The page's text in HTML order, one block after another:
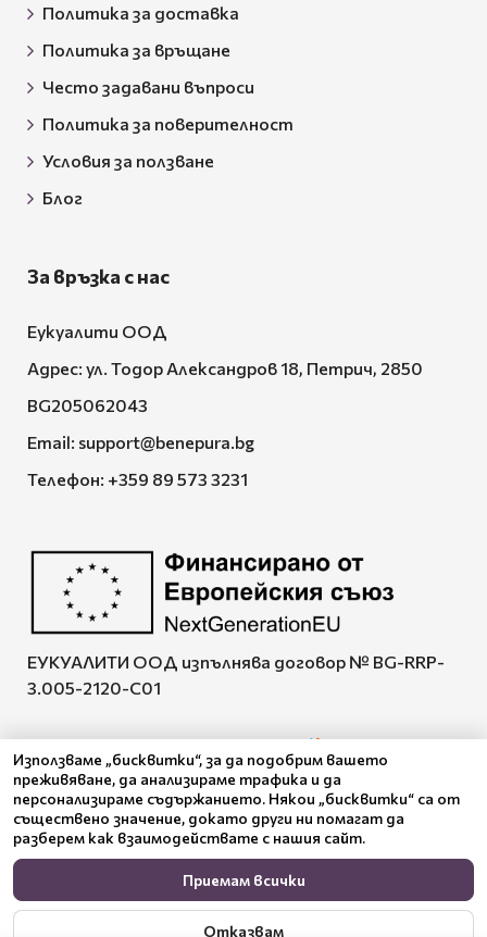
Политика за доставка
Политика за връщане
Често задавани въпроси
Политика за поверителност
Условия за ползване
Блог
За връзка с нас
Еукуалити ООД
Адрес: ул. Тодор Александров 18, Петрич, 2850
BG205062043
Email: support@benepura.bg
Телефон: +359 89 573 3231
ЕУКУАЛИТИ ООД изпълнява договор № BG-RRP-
3.005-2120-C01
Pazaruvaj - Надежден
помощник за покупки
Използваме „бисквитки“, за да подобрим вашето
преживяване, да анализираме трафика и да
персонализираме съдържанието. Някои „бисквитки“ са от
съществено значение, докато други ни помагат да
разберем как взаимодействате с нашия сайт.
Приемам всички
Отказвам